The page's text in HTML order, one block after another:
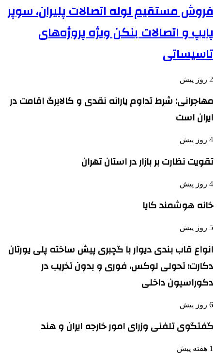
فروش مستقیم لوله اتصالات پلیران، سوپر
پایپ و اتصالات بنکن ویژه پروژه‌های
تاسیساتی
2 روز پیش
مهاجرانی: شرط تداوم یارانه نقدی و کالابرگ اقامت در
ایران است
4 روز پیش
تقویت نظارت بر بازار در استان تهران
4 روز پیش
خانه هوشمند کایا
5 روز پیش
انواع قاب بندی دیوار با گچبری پیش ساخته پلی یورتان
دکارت؛ تحولی لوکس، فوری و بدون تخریب در
دکوراسیون داخلی
6 روز پیش
گفتگوی تلفنی وزرای امور خارجه ایران و هند
1 هفته پیش